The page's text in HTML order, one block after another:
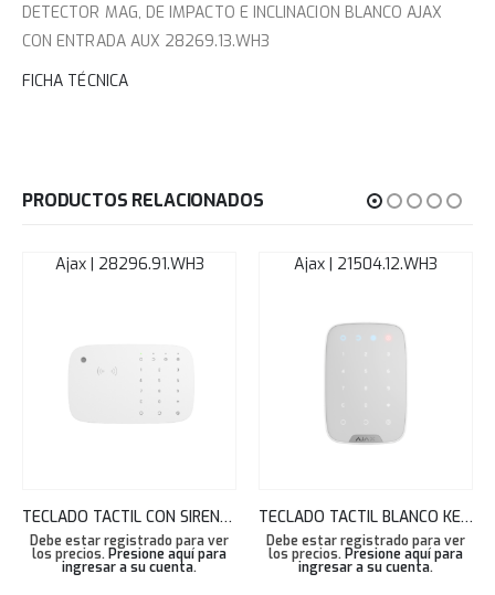
DETECTOR MAG, DE IMPACTO E INCLINACION BLANCO AJAX
CON ENTRADA AUX 28269.13.WH3
FICHA TÉCNICA
PRODUCTOS RELACIONADOS
Ajax | 28296.91.WH3
TECLADO TACTIL CON SIRENA LECTOR TARJETAS PASS Y TAGS BLANCO KEYPAD COMBI AJAX 28296.91.WH3
Debe estar registrado para ver
los precios. Presione aquí para
ingresar a su cuenta.
Ajax | 21504.12.WH3
TECLADO TACTIL BLANCO KEYPAD AJAX 21504.12.WH3
Debe estar registrado para ver
los precios. Presione aquí para
ingresar a su cuenta.